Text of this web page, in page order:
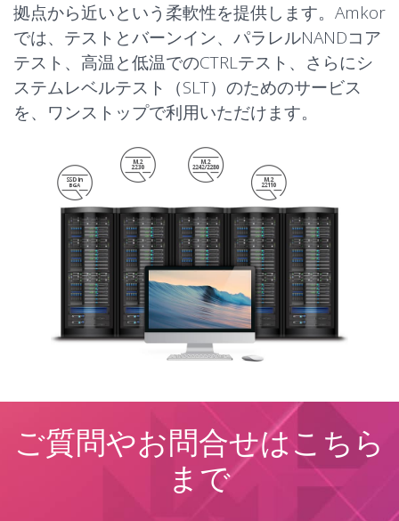
拠点から近いという柔軟性を提供します。Amkor
では、 テスト とバーンイン、パラレルNANDコア
テスト、高温と低温でのCTRLテスト、さらにシ
ステムレベルテスト（SLT）のためのサービス
を、ワンストップで利用いただけます。
特徴
ノートパソコンとタブレットに最適
NAND／DDR／コントローラ
シングルパッケージSSD
小フットプリント
パッケージタイプ
Stacked CSP
CABGA/fBGA
特徴
カード長30 mm
4層基板
M.2エッジコネクタ
DDRによる高いパフォーマンス
DDR以外での抑えたパフォーマンス
と低コスト
パッケージタイプ
Stacked CSP
CABGA/fBGA
特徴
6、8層基板
DDRを使用しない低コストオプショ
ンも用意
NAND、DDR、コントローラのセパ
レート型パッケージ
高性能を実現するサーマルソリュー
ション
パッケージタイプ
Stacked CSP
CABGA/fBGA
特徴
12層基板
サーマルソリューションの向上
NAND、DDR、コントローラのセパ
レート型パッケージ
パッケージタイプ
Stacked CSP
CABGA/fBGA
ご質問やお問合せはこちら
まで